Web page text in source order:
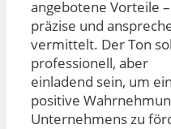
angebotene Vorteile –
präzise und
vermittelt. Der Ton
professionell, aber
einladend sein, um
positive
Unternehmens zu